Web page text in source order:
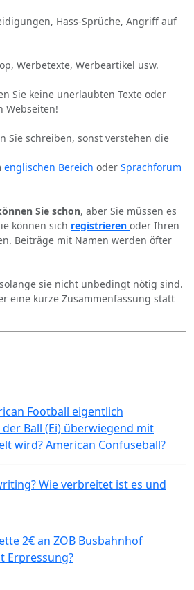
Hass-Sprüche, Angriff auf
Werbetexte, Werbeartikel usw.
Sie keine unerlaubten Texte oder
Webseiten!
Sie schreiben, sonst verstehen die
englischen Bereich oder Sprachforum
Sie schon, aber Sie müssen es
können sich registrieren oder Ihren
Beiträge mit Namen werden öfter
sie nicht unbedingt nötig sind.
eine kurze Zusammenfassung statt
Football eigentlich
Ball (Ei) überwiegend mit
wird? American Confuseball?
Wie verbreitet ist es und
2€ an ZOB Busbahnhof
Erpressung?